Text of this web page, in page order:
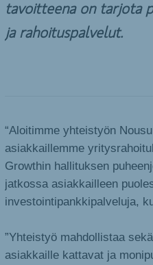
tavoitteena on tarjota
ja rahoituspalvelut.
“Aloitimme yhteistyön
asiakkaillemme
Growthin hallituksen
jatkossa asiakkailleen
investointipankkipalveluja,
”Yhteistyö mahdollistaa
asiakkaille kattavat ja